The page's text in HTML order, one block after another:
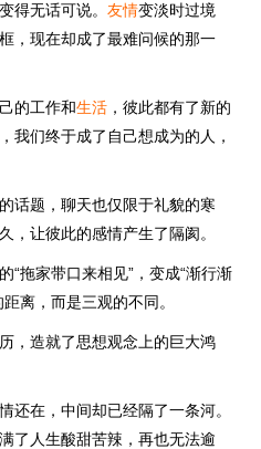
得无话可说。 友情变淡时过境
，现在却成了最难问候的那一
的工作和生活 ，彼此都有了新的
我们终于成了自己想成为的人，
话题，聊天也仅限于礼貌的寒
，让彼此的感情产生了隔阂。
“拖家带口来相见”，变成“渐行渐
离，而是三观的不同。
，造就了思想观念上的巨大鸿
还在，中间却已经隔了一条河。
了人生酸甜苦辣，再也无法逾